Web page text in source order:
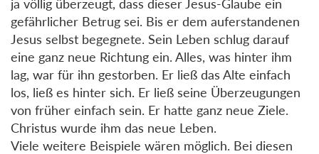
ja völlig überzeugt, dass dieser Jesus-Glaube ein
gefährlicher Betrug sei. Bis er dem auferstandenen
Jesus selbst begegnete. Sein Leben schlug darauf
eine ganz neue Richtung ein. Alles, was hinter ihm
lag, war für ihn gestorben. Er ließ das Alte einfach
los, ließ es hinter sich. Er ließ seine Überzeugungen
von früher einfach sein. Er hatte ganz neue Ziele.
Christus wurde ihm das neue Leben.
Viele weitere Beispiele wären möglich. Bei diesen